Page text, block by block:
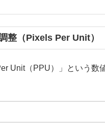
整（Pixels Per Unit）
Unit（PPU）」という数